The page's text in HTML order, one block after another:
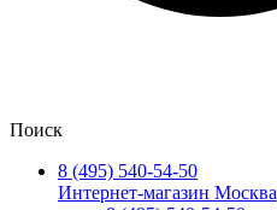
Поиск
8 (495) 540-54-50
Интернет-магазин Москва